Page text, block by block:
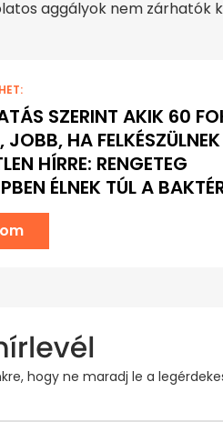
aggályok nem zárhatók
SZERINT AKIK 60
HA
HÍRRE: RENGETEG
ÉLNEK TÚL A
hogy ne maradj le a